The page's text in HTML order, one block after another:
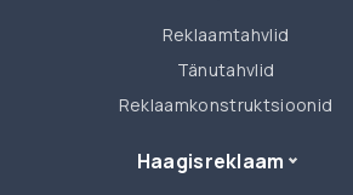
Reklaamtahvlid
Tänutahvlid
Reklaamkonstruktsioonid
Haagisreklaam